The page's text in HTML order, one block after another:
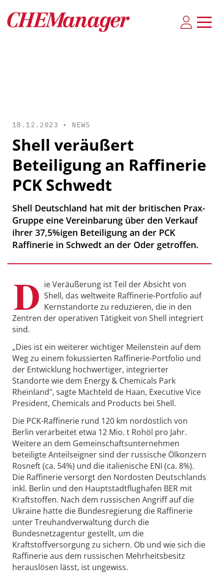
18.12.2023 • NEWS
Shell veräußert
Beteiligung an Raffinerie
PCK Schwedt
Shell Deutschland hat mit der britischen Prax-
Gruppe eine Vereinbarung über den Verkauf
ihrer 37,5%igen Beteiligung an der PCK
Raffinerie in Schwedt an der Oder getroffen.
D ie Veräußerung ist Teil der Absicht von
Shell, das weltweite Raffinerie-Portfolio auf
Kernstandorte zu reduzieren, die in den
Zentren der operativen Tätigkeit von Shell integriert
sind.
„Dies ist ein weiterer wichtiger Meilenstein auf dem
Weg zu einem fokussierten Raffinerie-Portfolio und
der Entwicklung hochwertiger, integrierter
Standorte wie dem Energy & Chemicals Park
Rheinland", sagte Machteld de Haan, Executive Vice
President, Chemicals and Products bei Shell.
Die PCK-Raffinerie rund 120 km nordöstlich von
Berlin verarbeitet etwa 12 Mio. t Rohöl pro Jahr.
Weitere an dem Gemeinschaftsunternehmen
beteiligte Anteilseigner sind der russische Ölkonzern
Rosneft (ca. 54%) und die italienische ENI (ca. 8%).
Die Raffinerie versorgt den Nordosten Deutschlands
inkl. Berlin und den Hauptstadtflughafen BER mit
Kraftstoffen. Nach dem russischen Angriff auf die
Ukraine hatte die Bundesregierung die Raffinerie
unter Treuhandverwaltung durch die
Bundesnetzagentur gestellt, um die
Kraftstoffversorgung zu sichern. Ob und wie sich die
Raffinerie aus dem russischen Mehrheitsbesitz
herauslösen lässt, ist ungewiss.